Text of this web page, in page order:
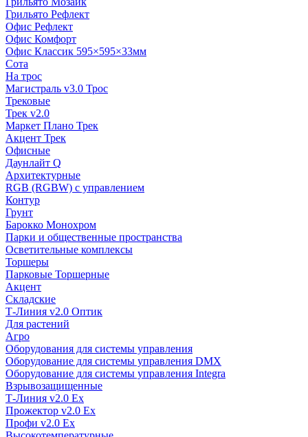
Грильято Рефлект
Офис Рефлект
Офис Комфорт
Офис Классик 595×595×33мм
Сота
На трос
Магистраль v3.0 Трос
Трековые
Трек v2.0
Маркет Плано Трек
Акцент Трек
Офисные
Даунлайт Q
Архитектурные
RGB (RGBW) с управлением
Контур
Грунт
Барокко Монохром
Парки и общественные пространства
Осветительные комплексы
Торшеры
Парковые Торшерные
Акцент
Складские
Т-Линия v2.0 Оптик
Для растений
Агро
Оборудования для системы управления
Оборудование для системы управления DMX
Оборудование для системы управления Integra
Взрывозащищенные
Т-Линия v2.0 Ex
Прожектор v2.0 Ex
Профи v2.0 Ex